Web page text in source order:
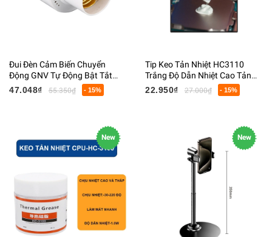
Đui Đèn Cảm Biến Chuyển
Động GNV Tự Động Bật Tắt
Bằng Gara Vi Sóng Chuyển
47.048₫ 55.350₫ - 15%
Tip Keo Tản Nhiệt HC3110
Trắng Độ Dẫn Nhiệt Cao Tản
Nhiệt CPU 20G
22.950₫ 27.000₫ - 15%
New New